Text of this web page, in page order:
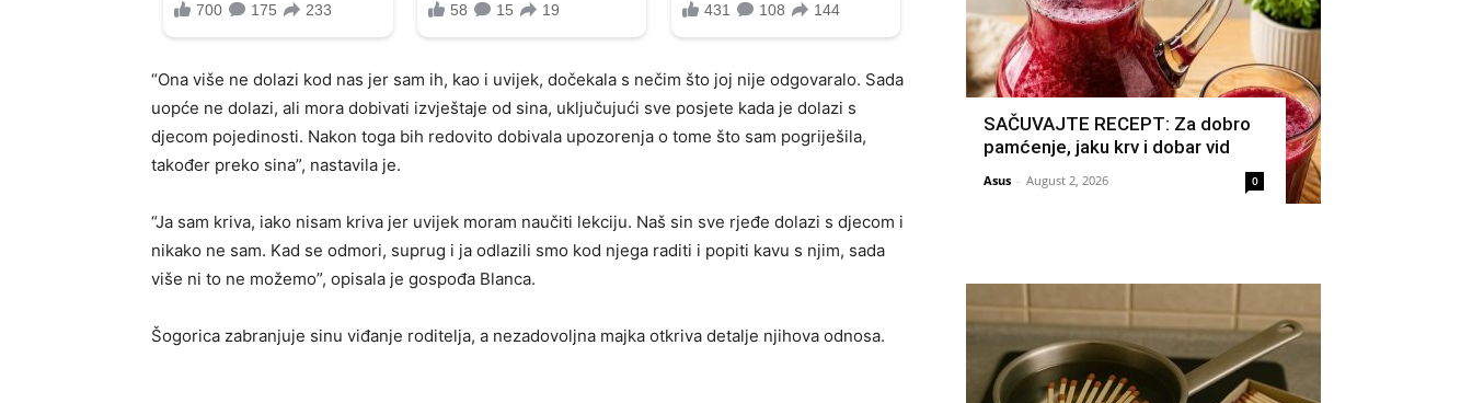
“Ona više ne dolazi kod nas jer sam ih, kao i uvijek, dočekala s nečim što joj nije odgovaralo. Sada
uopće ne dolazi, ali mora dobivati ​​izvještaje od sina, uključujući sve posjete kada je dolazi s
djecom pojedinosti. Nakon toga bih redovito dobivala upozorenja o tome što sam pogriješila,
također preko sina”, nastavila je.
“Ja sam kriva, iako nisam kriva jer uvijek moram naučiti lekciju. Naš sin sve rjeđe dolazi s djecom i
nikako ne sam. Kad se odmori, suprug i ja odlazili smo kod njega raditi i popiti kavu s njim, sada
više ni to ne možemo”, opisala je gospođa Blanca.
Šogorica zabranjuje sinu viđanje roditelja, a nezadovoljna majka otkriva detalje njihova odnosa.
SAČUVAJTE RECEPT: Za dobro
pamćenje, jaku krv i dobar vid
Asus - August 2, 2026 0